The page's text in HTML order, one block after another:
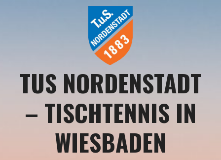
TUS NORDENSTADT
– TISCHTENNIS IN
WIESBADEN